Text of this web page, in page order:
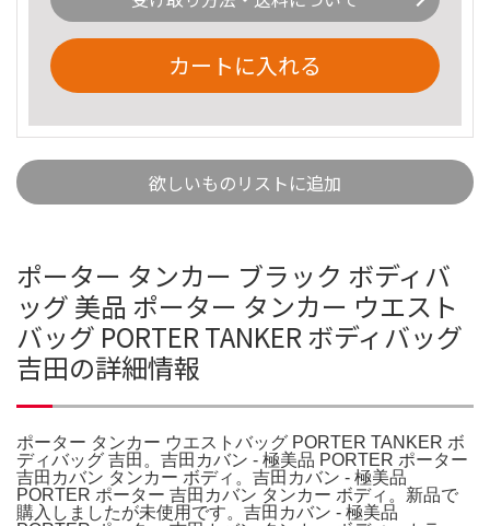
カートに入れる
欲しいものリストに追加
ポーター タンカー ブラック ボディバ
ッグ 美品 ポーター タンカー ウエスト
バッグ PORTER TANKER ボディバッグ
吉田の詳細情報
ポーター タンカー ウエストバッグ PORTER TANKER ボ
ディバッグ 吉田。吉田カバン - 極美品 PORTER ポーター
吉田カバン タンカー ボディ。吉田カバン - 極美品
PORTER ポーター 吉田カバン タンカー ボディ。新品で
購入しましたが未使用です。吉田カバン - 極美品